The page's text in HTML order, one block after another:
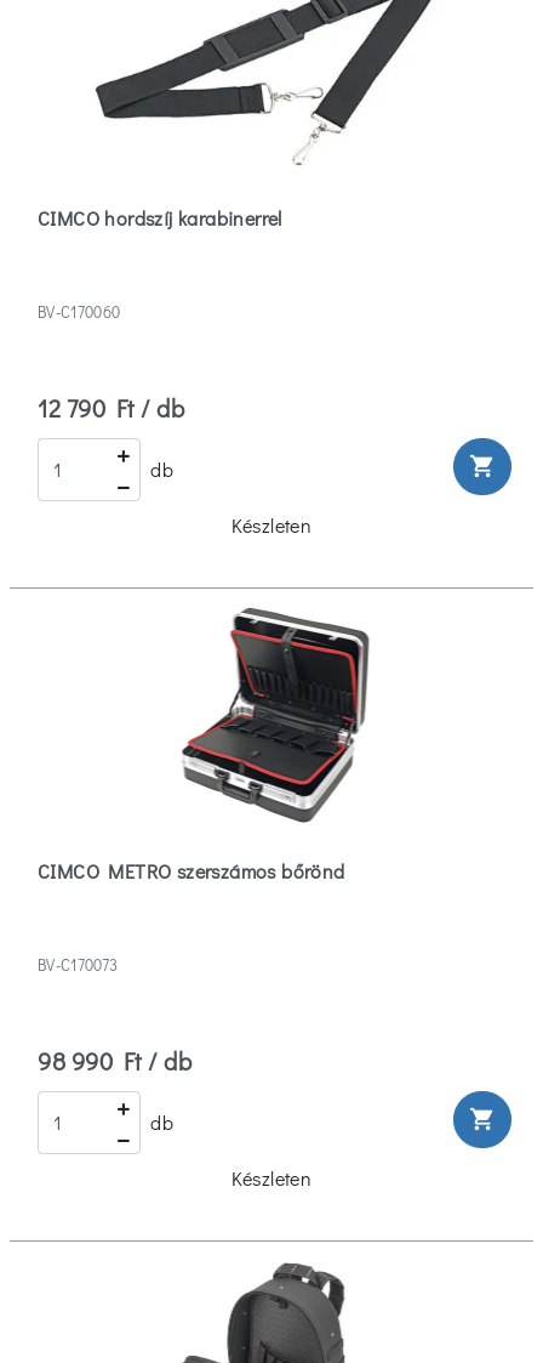
CIMCO hordszíj karabinerrel
BV-C170060
12 790 Ft / db
db shopping_cart
Készleten
CIMCO METRO szerszámos bőrönd
BV-C170073
98 990 Ft / db
db shopping_cart
Készleten